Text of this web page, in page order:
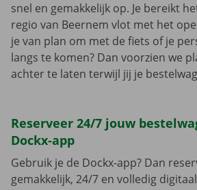
snel en gemakkelijk op. Je bereikt
regio van Beernem vlot met het
je van plan om met de fiets of je
langs te komen? Dan voorzien we
achter te laten terwijl jij je
Reserveer 24/7 jouw
Dockx-app
Gebruik je de Dockx-app? Dan
gemakkelijk, 24/7 en volledig